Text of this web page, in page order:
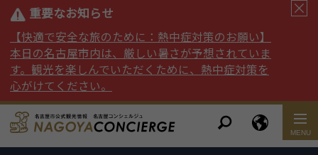
重要なお知らせ
【快適で安全な旅のために：熱中症対策のお願い】
本日の名古屋市内は、厳しい暑さが予想されていま
す。観光を楽しんでいただくために、熱中症対策を
心がけてください。